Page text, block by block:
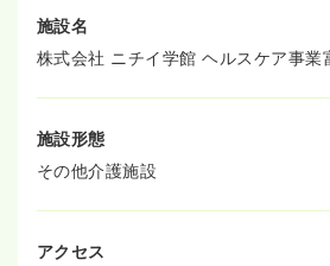
施設名
株式会社 ニチイ学館 ヘルスケア事業
施設形態
その他介護施設
アクセス